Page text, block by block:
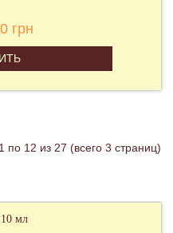
грн
по 12 из 27 (всего 3 страниц)
1 литр